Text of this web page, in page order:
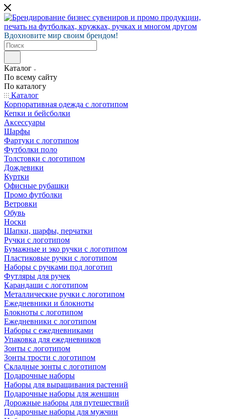
Вдохновите мир своим брендом!
Каталог
По всему сайту
По каталогу
Каталог
Корпоративная одежда с логотипом
Кепки и бейсболки
Аксессуары
Шарфы
Фартуки с логотипом
Футболки поло
Толстовки с логотипом
Дождевики
Куртки
Офисные рубашки
Промо футболки
Ветровки
Обувь
Носки
Шапки, шарфы, перчатки
Ручки с логотипом
Бумажные и эко ручки с логотипом
Пластиковые ручки с логотипом
Наборы с ручками под логотип
Футляры для ручек
Карандаши с логотипом
Металлические ручки с логотипом
Ежедневники и блокноты
Блокноты с логотипом
Ежедневники с логотипом
Наборы с ежедневниками
Упаковка для ежедневников
Зонты с логотипом
Зонты трости с логотипом
Складные зонты с логотипом
Подарочные наборы
Наборы для выращивания растений
Подарочные наборы для женщин
Дорожные наборы для путешествий
Подарочные наборы для мужчин